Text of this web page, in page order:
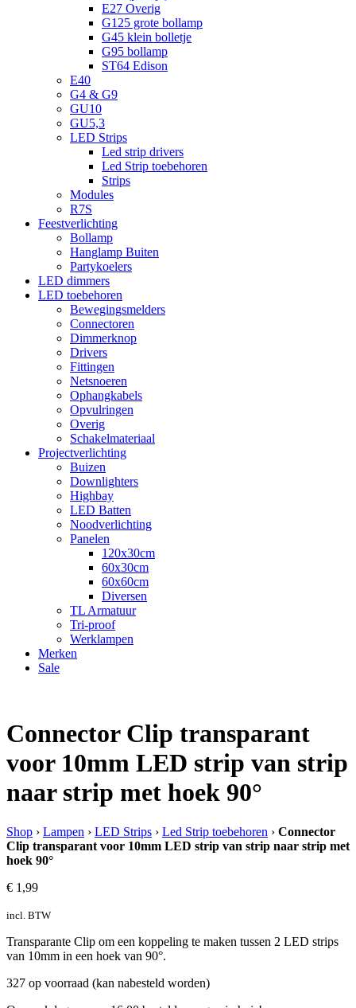
E27 Overig
G125 grote bollamp
G45 klein bolletje
G95 bollamp
ST64 Edison
E40
G4 & G9
GU10
GU5,3
LED Strips
Led strip drivers
Led Strip toebehoren
Strips
Modules
R7S
Feestverlichting
Bollamp
Hanglamp Buiten
Partykoelers
LED dimmers
LED toebehoren
Bewegingsmelders
Connectoren
Dimmerknop
Drivers
Fittingen
Netsnoeren
Ophangkabels
Opvulringen
Overig
Schakelmateriaal
Projectverlichting
Buizen
Downlighters
Highbay
LED Batten
Noodverlichting
Panelen
120x30cm
60x30cm
60x60cm
Diversen
TL Armatuur
Tri-proof
Werklampen
Merken
Sale
Connector Clip transparant
voor 10mm LED strip van strip
naar strip met hoek 90°
Shop › Lampen › LED Strips › Led Strip toebehoren › Connector
Clip transparant voor 10mm LED strip van strip naar strip met
hoek 90°
€ 1,99
incl. BTW
Transparante Clip om een koppeling te maken tussen 2 LED strips
van 10mm in een hoek van 90°.
327 op voorraad (kan nabesteld worden)